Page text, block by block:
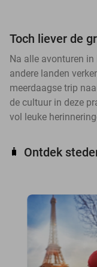
Toch liever de
Na alle avonturen in
andere landen
meerdaagse trip
de cultuur in deze
vol leuke
🧳 Ontdek